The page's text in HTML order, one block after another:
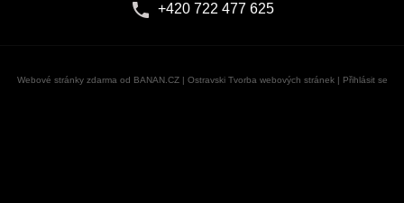
+420 722 477 625
Webové stránky zdarma od BANAN.CZ| Ostravski Tvorba webových stránek | Přihlásit se